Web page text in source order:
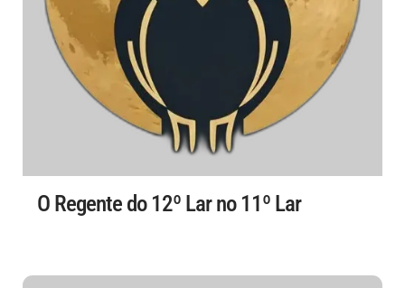
O Regente do 12º Lar no 11º Lar